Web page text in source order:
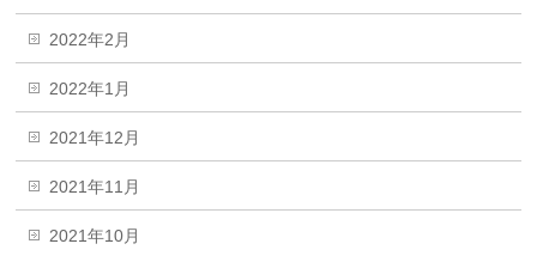
2022年2月
2022年1月
2021年12月
2021年11月
2021年10月